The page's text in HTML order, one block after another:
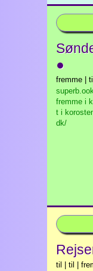
●
fremme |
fremme i
t i
dk/
til | til |